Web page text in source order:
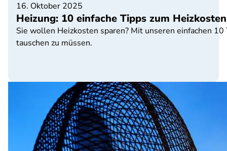
16. Oktober 2025
Heizung: 10 einfache Tipps zum
Sie wollen Heizkosten sparen? Mit unseren einfachen
tauschen zu müssen.